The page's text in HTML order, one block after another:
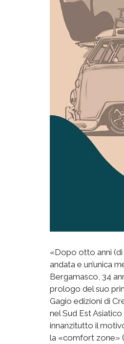
«Dopo otto anni (di
andata e un’unica
Bergamasco, 34
prologo del suo
Gagio edizioni di
nel Sud Est
innanzitutto il
la «comfort zone»